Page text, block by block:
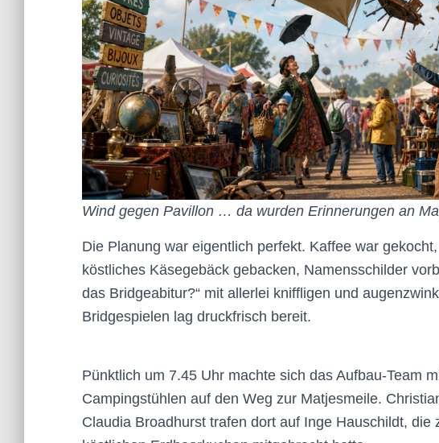
Wind gegen Pavillon … da wurden Erinnerungen an
Die Planung war eigentlich perfekt. Kaffee war
köstliches Käsegebäck gebacken, Namensschilder
das Bridgeabitur?“ mit allerlei kniffligen und
Bridgespielen lag druckfrisch bereit.
Pünktlich um 7.45 Uhr machte sich das Aufbau-Team
Campingstühlen auf den Weg zur Matjesmeile.
Claudia Broadhurst trafen dort auf Inge Hauschildt, die